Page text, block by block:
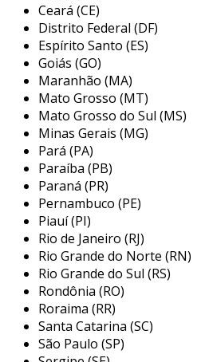
ambiente;
elevada resistência química e
boa estabilidade térmica;
baixa densidade;
transparência;
brilho;
entre outros.
a aplicação da bobina de plástico
ser feita tanto em máquinas
quanto semiautomática. por ser
embalagem plástica flexível, pode
com baixas taxas de
especificações técnicas. o produto é
confeccionado em polietileno de
densidade (pebd) encolhível ou
disso, a bobina para seladora
Ceará (CE)
Distrito Federal (DF)
Espírito Santo (ES)
Goiás (GO)
Maranhão (MA)
Mato Grosso (MT)
Mato Grosso do Sul (MS)
Minas Gerais (MG)
Pará (PA)
Paraíba (PB)
Paraná (PR)
Pernambuco (PE)
Piauí (PI)
Rio de Janeiro (RJ)
Rio Grande do Norte (RN)
Rio Grande do Sul (RS)
Rondônia (RO)
Roraima (RR)
Santa Catarina (SC)
São Paulo (SP)